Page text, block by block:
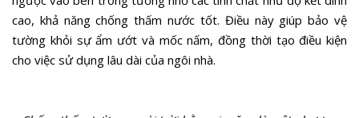
cao, khả năng chống thấm nước tốt. Điều này giúp bảo vệ
tường khỏi sự ẩm ướt và mốc nấm, đồng thời tạo điều kiện
cho việc sử dụng lâu dài của ngôi nhà.